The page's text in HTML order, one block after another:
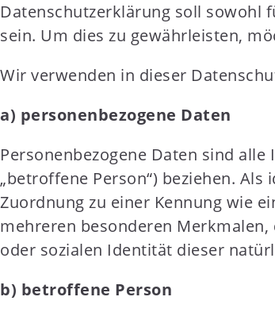
Datenschutzerklärung soll sowohl
sein. Um dies zu gewährleisten,
Wir verwenden in dieser
a) personenbezogene Daten
Personenbezogene Daten sind
„betroffene Person“) beziehen.
Zuordnung zu einer Kennung wie
mehreren besonderen
oder sozialen Identität dieser
b) betroffene Person